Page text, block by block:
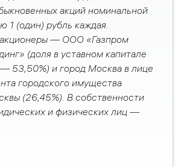
акций номинальной
1 (один) рубль каждая.
— ООО «Газпром
(доля в уставном капитале
— 53,50%) и город Москва в лице
городского имущества
(26,45%). В собственности
и физических лиц —